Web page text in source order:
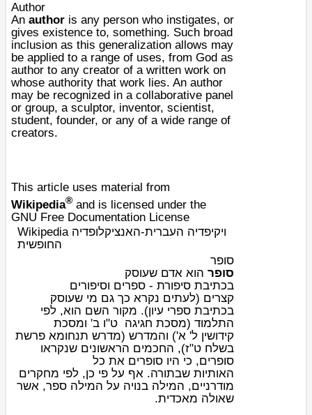
Author
An author is any person who instigates, or
gives existence to, something. Such broad
inclusion as this generalization allows may
be applied to a range of uses, from God as
author to any creator of a written work on
whose authority that work lies. An author
may be recognized in a collaborative panel
or group, a sculptor, inventor, scientist,
student, founder, or any of a wide range of
creators.
This article uses material from
Wikipedia® and is licensed under the
GNU Free Documentation License
Wikipedia ויקיפדיה העברית-האנציקלופדיה
החופשית
סופר
סופר הוא אדם שעוסק
בכתיבת סיפורת - ספרים וסיפורים
קצרים (לעתים נקרא כך גם מי שעוסק
בכתיבת ספרי עיון). מקור השם הוא, לפי
התלמוד (מסכת חגיגה ט"ו ב' ומסכת
קידושין ל' א') והמדרש (מדרש תנחומא פרשת
בשלח ט"ז), החכמים הראשונים שנקראו
סופרים, כי היו סופרים את כל
האותיות שבתורה. אף על פי כן, לפי מחקרים
מודרניים, המילה בנויה על המילה ספר, אשר
שאולה מאכדית.